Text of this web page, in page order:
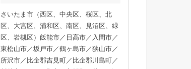
さいたま市（西区、中央区、桜区、北
区、大宮区、浦和区、南区、見沼区、緑
区、岩槻区）飯能市／日高市／入間市／
東松山市／坂戸市／鶴ヶ島市／狭山市／
所沢市／比企郡吉見町／比企郡川島町／